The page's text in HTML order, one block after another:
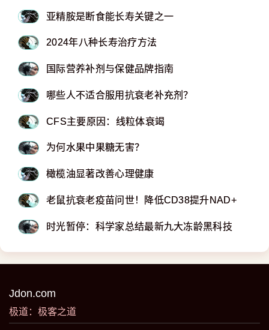
亚精胺是断食能长寿关键之一
2024年八种长寿治疗方法
国际营养补剂与保健品牌指南
哪些人不适合服用抗衰老补充剂？
CFS主要原因：线粒体衰竭
为何水果中果糖无害？
橄榄油显著改善心理健康
老鼠抗衰老疫苗问世！降低CD38提升NAD+
时光暂停：科学家总结最新九大冻龄黑科技
Jdon.com
极道：极客之道